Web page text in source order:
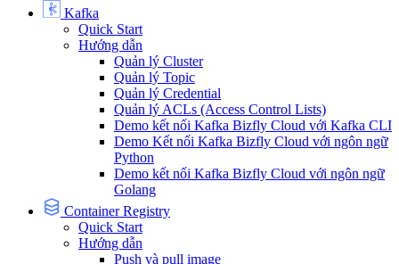
Kafka
Quick Start
Hướng dẫn
Quản lý Cluster
Quản lý Topic
Quản lý Credential
Quản lý ACLs (Access Control Lists)
Demo kết nối Kafka Bizfly Cloud với Kafka CLI
Demo Kết nối Kafka Bizfly Cloud với ngôn ngữ
Python
Demo kết nối Kafka Bizfly Cloud với ngôn ngữ
Golang
Container Registry
Quick Start
Hướng dẫn
Push và pull image